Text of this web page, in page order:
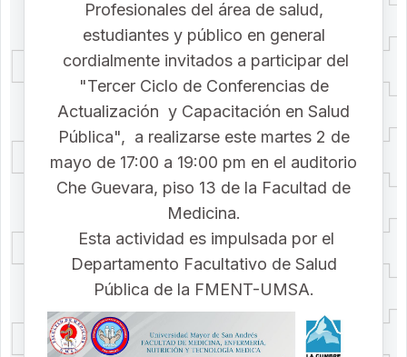
Profesionales del área de salud,
estudiantes y público en general
cordialmente invitados a participar del
"Tercer Ciclo de Conferencias de
Actualización y Capacitación en Salud
Pública", a realizarse este martes 2 de
mayo de 17:00 a 19:00 pm en el auditorio
Che Guevara, piso 13 de la Facultad de
Medicina.
Esta actividad es impulsada por el
Departamento Facultativo de Salud
Pública de la FMENT-UMSA.